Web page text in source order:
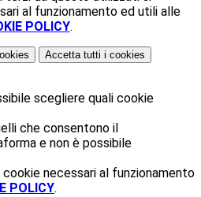
al funzionamento ed utili alle
POLICY.
Accetta tutti i cookies
scegliere quali cookie
che consentono il
e non è possibile
necessari al funzionamento
POLICY.